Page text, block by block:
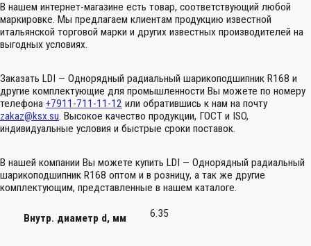
В нашем интернет-магазине есть товар, соответствующий любой
маркировке. Мы предлагаем клиентам продукцию известной
итальянской торговой марки и других известных производителей на
выгодных условиях.
Заказать LDI — Однорядный радиальный шарикоподшипник R168 и
другие комплектующие для промышленности Вы можете по номеру
телефона +7911-711-11-12 или обратившись к нам на почту
zakaz@ksx.su. Высокое качество продукции, ГОСТ и ISO,
индивидуальные условия и быстрые сроки поставок.
В нашей компании Вы можете купить LDI — Однорядный радиальный
шарикоподшипник R168 оптом и в розницу, а так же другие
комплектующим, представленные в нашем каталоге.
Внутр. диаметр d, мм 6.35